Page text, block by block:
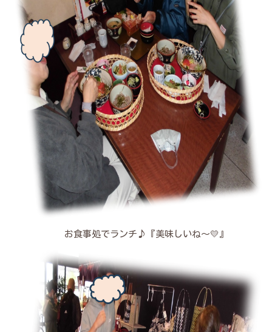
お食事処でランチ♪『美味しいね～💛』